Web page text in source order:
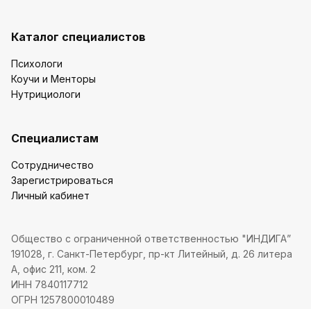
Каталог специалистов
Психологи
Коучи и Менторы
Нутрициологи
Специалистам
Сотрудничество
Зарегистрироваться
Личный кабинет
Общество с ограниченной ответственностью "ИНДИГА”
191028, г. Санкт-Петербург, пр-кт Литейный, д. 26 литера
А, офис 211, ком. 2
ИНН 7840117712
ОГРН 1257800010489